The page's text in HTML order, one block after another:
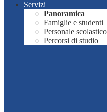
Servizi
Panoramica
Famiglie e studenti
Personale scolastico
Percorsi di studio